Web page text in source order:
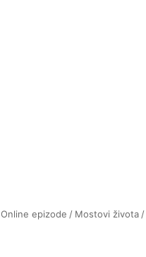
Online epizode / Mostovi života /